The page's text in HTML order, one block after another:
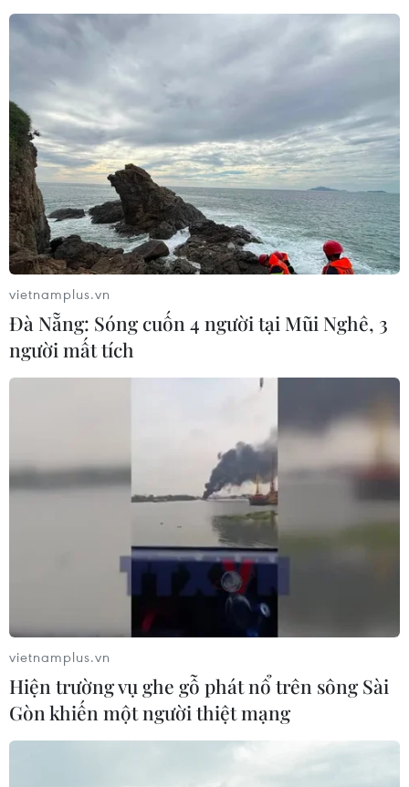
vietnamplus.vn
Đà Nẵng: Sóng cuốn 4 người tại Mũi Nghê, 3
người mất tích
vietnamplus.vn
Hiện trường vụ ghe gỗ phát nổ trên sông Sài
Gòn khiến một người thiệt mạng